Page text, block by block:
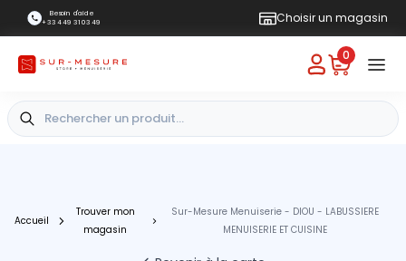
Besoin d'aide
+33 4 49 31 03 49
Choisir un magasin
0
Accueil
Trouver mon
magasin
Sur-Mesure Menuiserie - DIOU - LABUSSIERE
MENUISERIE ET CUISINE